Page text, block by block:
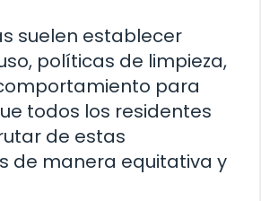
suelen establecer
políticas de limpieza,
para
todos los residentes
de estas
de manera equitativa y